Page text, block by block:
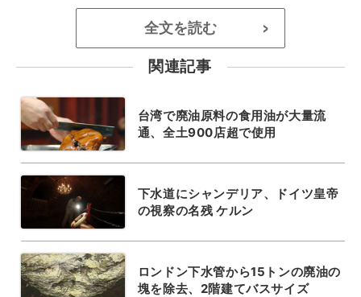
全文を読む >
関連記事
台湾で廃油原料の食用油が大量流
通、全土900店超で使用
下水道にシャンデリア、ドイツ皇帝
の視察の名残 ケルン
ロンドン下水管から15トンの廃油の
塊を除去、2階建てバスサイズ